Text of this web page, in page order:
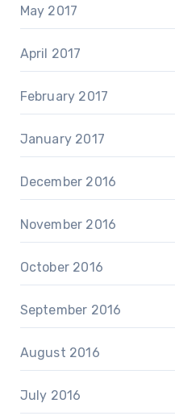
May 2017
April 2017
February 2017
January 2017
December 2016
November 2016
October 2016
September 2016
August 2016
July 2016